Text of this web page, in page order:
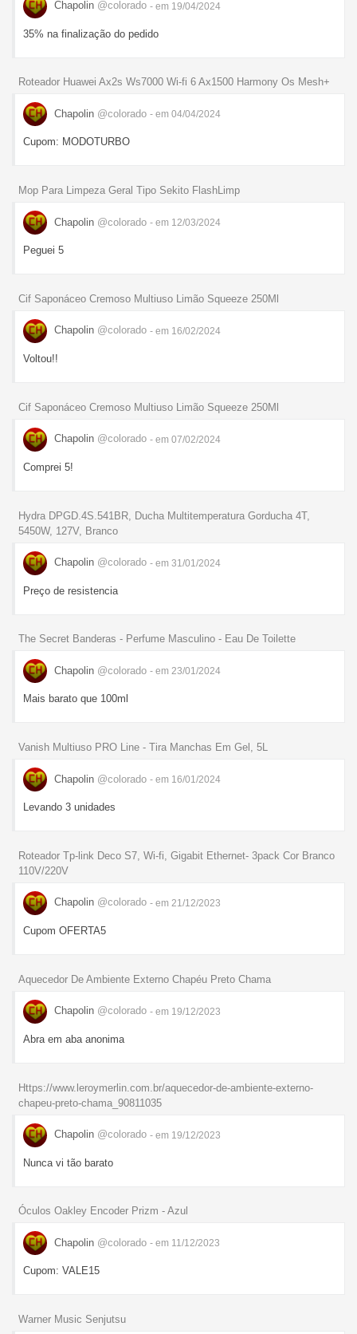
Chapolin @colorado - em 19/04/2024
35% na finalização do pedido
Roteador Huawei Ax2s Ws7000 Wi-fi 6 Ax1500 Harmony Os Mesh+
Chapolin @colorado - em 04/04/2024
Cupom: MODOTURBO
Mop Para Limpeza Geral Tipo Sekito FlashLimp
Chapolin @colorado - em 12/03/2024
Peguei 5
Cif Saponáceo Cremoso Multiuso Limão Squeeze 250Ml
Chapolin @colorado - em 16/02/2024
Voltou!!
Cif Saponáceo Cremoso Multiuso Limão Squeeze 250Ml
Chapolin @colorado - em 07/02/2024
Comprei 5!
Hydra DPGD.4S.541BR, Ducha Multitemperatura Gorducha 4T,
5450W, 127V, Branco
Chapolin @colorado - em 31/01/2024
Preço de resistencia
The Secret Banderas - Perfume Masculino - Eau De Toilette
Chapolin @colorado - em 23/01/2024
Mais barato que 100ml
Vanish Multiuso PRO Line - Tira Manchas Em Gel, 5L
Chapolin @colorado - em 16/01/2024
Levando 3 unidades
Roteador Tp-link Deco S7, Wi-fi, Gigabit Ethernet- 3pack Cor Branco
110V/220V
Chapolin @colorado - em 21/12/2023
Cupom OFERTA5
Aquecedor De Ambiente Externo Chapéu Preto Chama
Chapolin @colorado - em 19/12/2023
Abra em aba anonima
Https://www.leroymerlin.com.br/aquecedor-de-ambiente-externo-
chapeu-preto-chama_90811035
Chapolin @colorado - em 19/12/2023
Nunca vi tão barato
Óculos Oakley Encoder Prizm - Azul
Chapolin @colorado - em 11/12/2023
Cupom: VALE15
Warner Music Senjutsu